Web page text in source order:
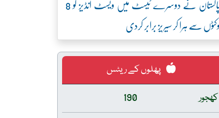
وکٹوں سے ہرا کر سیریز برابر کردی
پھلوں کے ریٹس
کھجور
190